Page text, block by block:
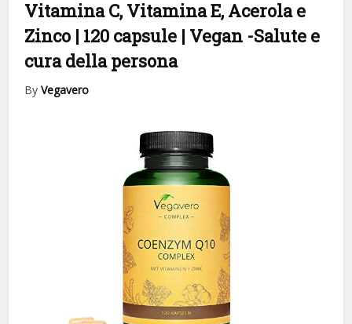
Vitamina C, Vitamina E, Acerola e
Zinco | 120 capsule | Vegan -Salute e
cura della persona
ByVegavero